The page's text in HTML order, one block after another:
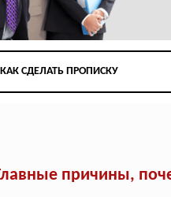
КАК СДЕЛАТЬ ПРОПИСКУ
причины,